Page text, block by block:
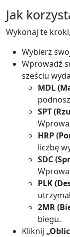
Jak
Wykonaj te
Wybierz
Wprowadź
sześciu
MDL
SPT
HRP
liczbę
SDC
PLK
2MR
biegu.
Kliknij